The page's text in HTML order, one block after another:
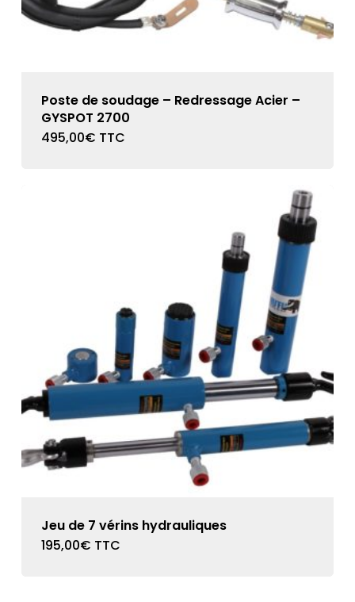
Poste de soudage – Redressage Acier –
GYSPOT 2700
495,00€ TTC
Jeu de 7 vérins hydrauliques
195,00€ TTC